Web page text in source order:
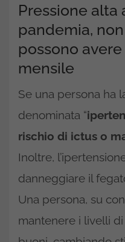
Pressione alta
pandemia,
possono
mensile
Se una persona ha
denominata “
rischio di ictus o
Inoltre,
danneggiare il
Una persona, su
mantenere i livelli